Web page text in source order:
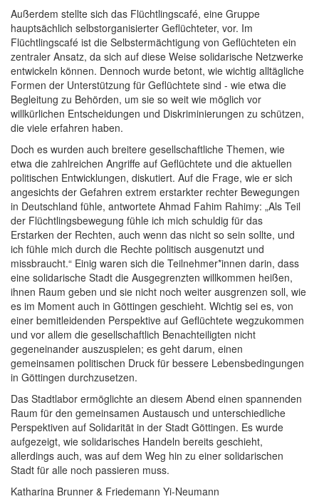
Außerdem stellte sich das Flüchtlingscafé, eine Gruppe
hauptsächlich selbstorganisierter Geflüchteter, vor. Im
Flüchtlingscafé ist die Selbstermächtigung von Geflüchteten ein
zentraler Ansatz, da sich auf diese Weise solidarische Netzwerke
entwickeln können. Dennoch wurde betont, wie wichtig alltägliche
Formen der Unterstützung für Geflüchtete sind - wie etwa die
Begleitung zu Behörden, um sie so weit wie möglich vor
willkürlichen Entscheidungen und Diskriminierungen zu schützen,
die viele erfahren haben.
Doch es wurden auch breitere gesellschaftliche Themen, wie
etwa die zahlreichen Angriffe auf Geflüchtete und die aktuellen
politischen Entwicklungen, diskutiert. Auf die Frage, wie er sich
angesichts der Gefahren extrem erstarkter rechter Bewegungen
in Deutschland fühle, antwortete Ahmad Fahim Rahimy: „Als Teil
der Flüchtlingsbewegung fühle ich mich schuldig für das
Erstarken der Rechten, auch wenn das nicht so sein sollte, und
ich fühle mich durch die Rechte politisch ausgenutzt und
missbraucht.“ Einig waren sich die Teilnehmer*innen darin, dass
eine solidarische Stadt die Ausgegrenzten willkommen heißen,
ihnen Raum geben und sie nicht noch weiter ausgrenzen soll, wie
es im Moment auch in Göttingen geschieht. Wichtig sei es, von
einer bemitleidenden Perspektive auf Geflüchtete wegzukommen
und vor allem die gesellschaftlich Benachteiligten nicht
gegeneinander auszuspielen; es geht darum, einen
gemeinsamen politischen Druck für bessere Lebensbedingungen
in Göttingen durchzusetzen.
Das Stadtlabor ermöglichte an diesem Abend einen spannenden
Raum für den gemeinsamen Austausch und unterschiedliche
Perspektiven auf Solidarität in der Stadt Göttingen. Es wurde
aufgezeigt, wie solidarisches Handeln bereits geschieht,
allerdings auch, was auf dem Weg hin zu einer solidarischen
Stadt für alle noch passieren muss.
Katharina Brunner & Friedemann Yi-Neumann